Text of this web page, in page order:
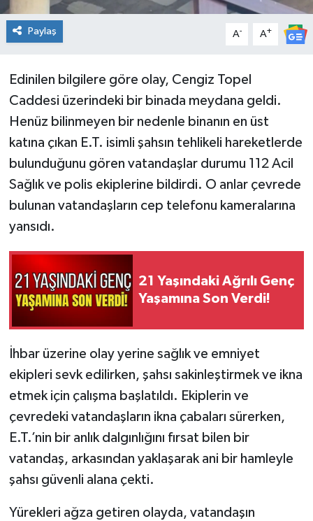
Paylaş A- A+
Edinilen bilgilere göre olay, Cengiz Topel
Caddesi üzerindeki bir binada meydana geldi.
Henüz bilinmeyen bir nedenle binanın en üst
katına çıkan E.T. isimli şahsın tehlikeli hareketlerde
bulunduğunu gören vatandaşlar durumu 112 Acil
Sağlık ve polis ekiplerine bildirdi. O anlar çevrede
bulunan vatandaşların cep telefonu kameralarına
yansıdı.
21 Yaşındaki Ağrılı Genç
Yaşamına Son Verdi!
İhbar üzerine olay yerine sağlık ve emniyet
ekipleri sevk edilirken, şahsı sakinleştirmek ve ikna
etmek için çalışma başlatıldı. Ekiplerin ve
çevredeki vatandaşların ikna çabaları sürerken,
E.T.’nin bir anlık dalgınlığını fırsat bilen bir
vatandaş, arkasından yaklaşarak ani bir hamleyle
şahsı güvenli alana çekti.
Yürekleri ağza getiren olayda, vatandaşın